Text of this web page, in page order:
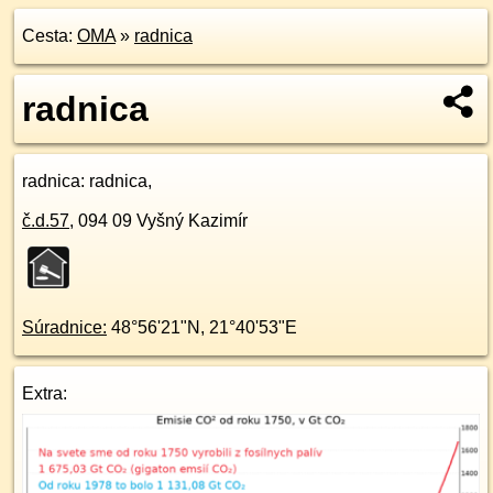
Cesta: OMA» radnica
radnica
radnica: radnica,
č.d.57, 094 09 Vyšný Kazimír
Súradnice: 48°56'21"N , 21°40'53"E
Extra: